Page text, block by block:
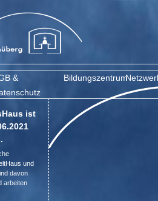
&
Bildungszentrum
ist
und
davon
arbeiten